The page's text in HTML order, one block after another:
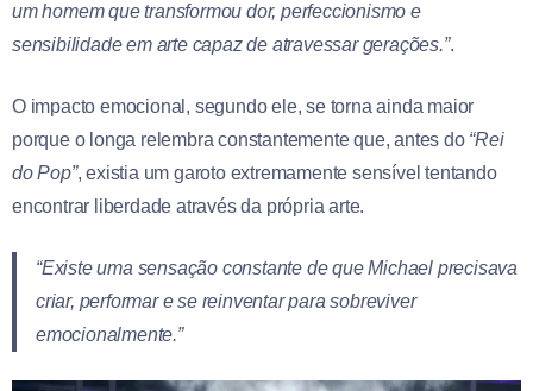
um homem que transformou dor, perfeccionismo e
sensibilidade em arte capaz de atravessar gerações.”.
O impacto emocional, segundo ele, se torna ainda maior
porque o longa relembra constantemente que, antes do “Rei
do Pop”, existia um garoto extremamente sensível tentando
encontrar liberdade através da própria arte.
“Existe uma sensação constante de que Michael precisava
criar, performar e se reinventar para sobreviver
emocionalmente.”